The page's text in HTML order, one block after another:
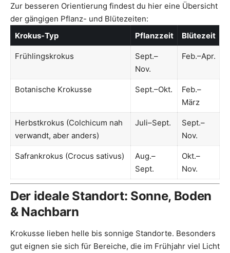
Zur besseren Orientierung findest du hier eine Übersicht
der gängigen Pflanz- und Blütezeiten:
Krokus-Typ
Pflanzzeit Blütezeit
Frühlingskrokus
Sept.–
Nov.
Feb.–Apr.
Botanische Krokusse Sept.–Okt.
Feb.–
März
Herbstkrokus (Colchicum nah
verwandt, aber anders)
Juli–Sept.
Sept.–
Nov.
Safrankrokus (Crocus sativus)
Aug.–
Sept.
Okt.–
Nov.
Der ideale Standort: Sonne, Boden
& Nachbarn
Krokusse lieben helle bis sonnige Standorte. Besonders
gut eignen sie sich für Bereiche, die im Frühjahr viel Licht